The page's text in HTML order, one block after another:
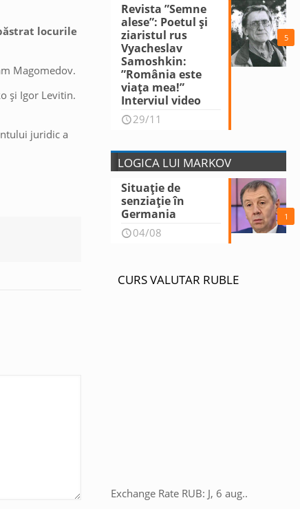
locurile
Magomedov.
şi Igor Levitin.
juridic a
5
Revista ”Semne
alese”: Poetul și
ziaristul rus
Vyacheslav
Samoshkin:
”România este
viața mea!”
Interviul video
29/11
LOGICA LUI MARKOV
1
Situație de
senziație în
Germania
04/08
CURS VALUTAR RUBLE
Exchange Rate RUB: J, 6 aug..